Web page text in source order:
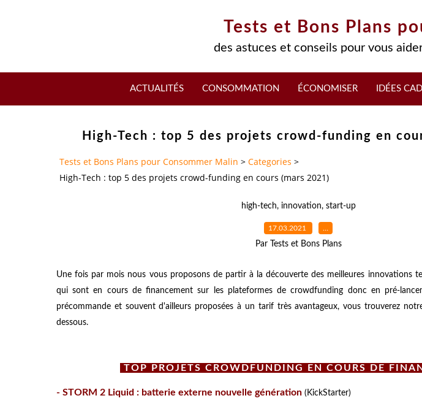
Tests et Bons Plans
des astuces et conseils pour vous
ACTUALITÉS CONSOMMATION ÉCONOMISER IDÉES
High-Tech : top 5 des projets crowd-funding en
Tests et Bons Plans pour Consommer Malin > Categories >
High-Tech : top 5 des projets crowd-funding en cours (mars 2021)
high-tech, innovation, start-up
17.03.2021 …
Par Tests et Bons Plans
Une fois par mois nous vous proposons de partir à la découverte des meilleures innovations
qui sont en cours de financement sur les plateformes de crowdfunding donc en pré-
précommande et souvent d'ailleurs proposées à un tarif très avantageux, vous trouverez
dessous.
TOP PROJETS CROWDFUNDING EN COURS DE
- STORM 2 Liquid : batterie externe nouvelle génération (KickStarter)